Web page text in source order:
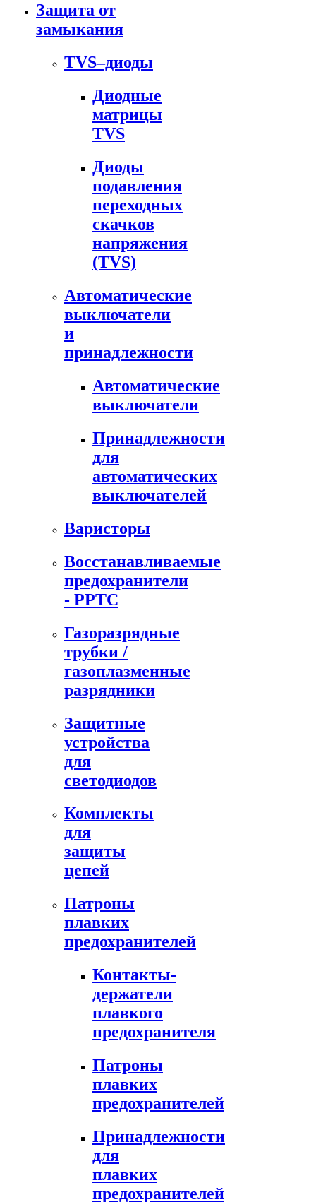
Защита от
замыкания
TVS–диоды
Диодные
матрицы
TVS
Диоды
подавления
переходных
скачков
напряжения
(TVS)
Автоматические
выключатели
и
принадлежности
Автоматические
выключатели
Принадлежности
для
автоматических
выключателей
Варисторы
Восстанавливаемые
предохранители
- PPTC
Газоразрядные
трубки /
газоплазменные
разрядники
Защитные
устройства
для
светодиодов
Комплекты
для
защиты
цепей
Патроны
плавких
предохранителей
Контакты-
держатели
плавкого
предохранителя
Патроны
плавких
предохранителей
Принадлежности
для
плавких
предохранителей